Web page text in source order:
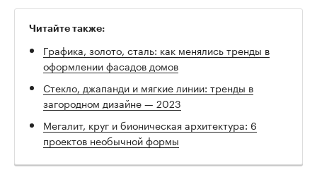
Читайте также:
Графика, золото, сталь: как менялись тренды в
оформлении фасадов домов
Стекло, джапанди и мягкие линии: тренды в
загородном дизайне — 2023
Мегалит, круг и бионическая архитектура: 6
проектов необычной формы